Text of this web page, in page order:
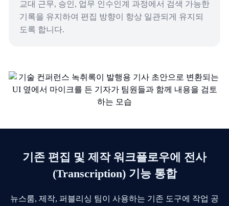
교대 근무, 승인, 업무 인수인계 과정에서 검색 가능한
기록을 유지하여 편집 방향이 항상 일관되게 유지되
도록 합니다.
기존 편집 및 제작 워크플로우에 전사
(Transcription) 기능 통합
뉴스룸, 제작, 퍼블리싱 팀이 사용하는 기존 도구에 작업 공